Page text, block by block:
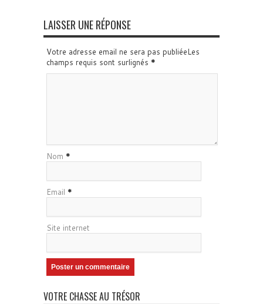
LAISSER UNE RÉPONSE
Votre adresse email ne sera pas publiéeLes
champs requis sont surlignés *
Nom *
Email *
Site internet
VOTRE CHASSE AU TRÉSOR